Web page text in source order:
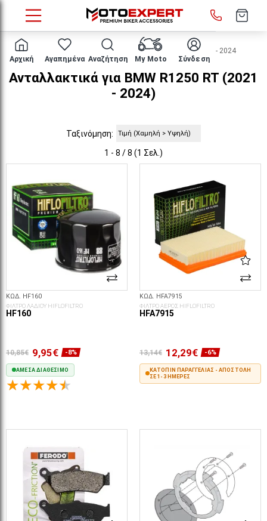
Αρχική Αγαπημένα Αναζήτηση My Moto Σύνδεση
Μάρκα/μοντέλο BMW R1250 RT 2021 - 2024
Ανταλλακτικά για BMW R1250 RT (2021
- 2024)
Ταξινόμηση:
1 - 8 / 8 (1 Σελ.)
ΚΩΔ. HF160
ΦΙΛΤΡΟ ΛΑΔΙΟΥ HIFLOFILTRO
HF160
10,85€ 9,95€ -8%
ΆΜΕΣΑ ΔΙΑΘΈΣΙΜΟ
ΚΩΔ. HFA7915
ΦΙΛΤΡΟ ΑΕΡΟΣ HIFLOFILTRO
HFA7915
13,14€ 12,29€ -6%
ΚΑΤΌΠΙΝ ΠΑΡΑΓΓΕΛΊΑΣ - ΑΠΟΣΤΟΛΉ
ΣΕ 1-3 ΗΜΈΡΕΣ